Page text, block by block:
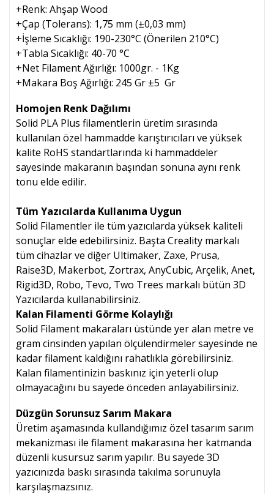
+Renk: Ahşap Wood
+Çap (Tolerans): 1,75 mm (±0,03 mm)
+İşleme Sıcaklığı: 190-230°C (Önerilen 210°C)
+Tabla Sıcaklığı: 40-70 °C
+Net Filament Ağırlığı: 1000gr. - 1Kg
+Makara Boş Ağırlığı: 245 Gr ±5 Gr
Homojen Renk Dağılımı
Solid PLA Plus filamentlerin üretim sırasında
kullanılan özel hammadde karıştırıcıları ve yüksek
kalite RoHS standartlarında ki hammaddeler
sayesinde makaranın başından sonuna aynı renk
tonu elde edilir.
Tüm Yazıcılarda Kullanıma Uygun
Solid Filamentler ile tüm yazıcılarda yüksek kaliteli
sonuçlar elde edebilirsiniz. Başta Creality markalı
tüm cihazlar ve diğer Ultimaker, Zaxe, Prusa,
Raise3D, Makerbot, Zortrax, AnyCubic, Arçelik, Anet,
Rigid3D, Robo, Tevo, Two Trees markalı bütün 3D
Yazıcılarda kullanabilirsiniz.
Kalan Filamenti Görme Kolaylığı
Solid Filament makaraları üstünde yer alan metre ve
gram cinsinden yapılan ölçülendirmeler sayesinde ne
kadar filament kaldığını rahatlıkla görebilirsiniz.
Kalan filamentinizin baskınız için yeterli olup
olmayacağını bu sayede önceden anlayabilirsiniz.
Düzgün Sorunsuz Sarım Makara
Üretim aşamasında kullandığımız özel tasarım sarım
mekanizması ile filament makarasına her katmanda
düzenli kusursuz sarım yapılır. Bu sayede 3D
yazıcınızda baskı sırasında takılma sorunuyla
karşılaşmazsınız.